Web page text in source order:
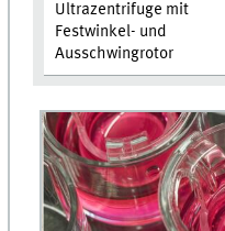
Ultrazentrifuge mit
Festwinkel- und
Ausschwingrotor